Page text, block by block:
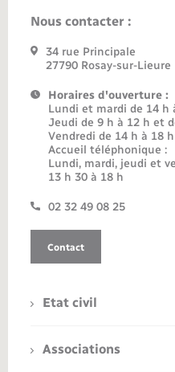
Nous contacter :
34 rue Principale
27790 Rosay-sur-Lieure
Horaires d'ouverture :
Lundi et mardi de 14 h
Jeudi de 9 h à 12 h et
Vendredi de 14 h à 18
Accueil téléphonique :
Lundi, mardi, jeudi et
13 h 30 à 18 h
02 32 49 08 25
Contact
Etat civil
Associations